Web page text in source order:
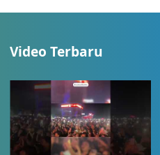
Video Terbaru